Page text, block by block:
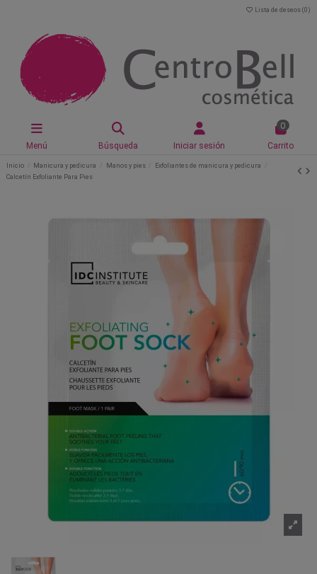
Lista de deseos (0 )
Menú Búsqueda Iniciar sesión
0
Carrito
Inicio Manicura y pedicura Manos y pies
Exfoliantes de manicura y pedicura
Calcetín Exfoliante Para Pies